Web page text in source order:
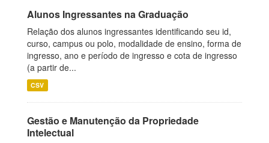
Alunos Ingressantes na Graduação
Relação dos alunos ingressantes identificando seu id,
curso, campus ou polo, modalidade de ensino, forma de
ingresso, ano e período de ingresso e cota de ingresso
(a partir de...
CSV
Gestão e Manutenção da Propriedade
Intelectual